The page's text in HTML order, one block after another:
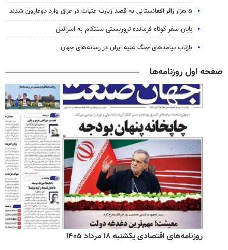
۵ هزار زائر افغانستانی به قصد زیارت عتبات در عراق وارد دوغارون شدند
پایان سفر کوتاه فرمانده تروریستی سنتکام به اسرائیل
بازتاب پیامدهای جنگ علیه ایران در رسانه‌های جهان
صفحه اول روزنامه‌ها
روزنامه‌های اقتصادی یکشنبه ۱۸ مرداد ۱۴۰۵